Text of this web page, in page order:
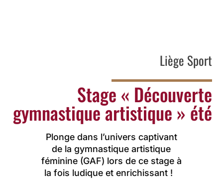
Liège Sport
Stage « Découverte
gymnastique artistique » été
Plonge dans l’univers captivant
de la gymnastique artistique
féminine (GAF) lors de ce stage à
la fois ludique et enrichissant !